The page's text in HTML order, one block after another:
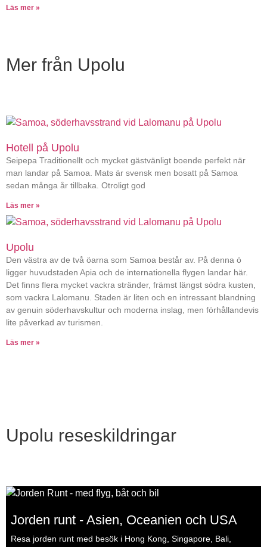
Läs mer »
Mer från Upolu
Hotell på Upolu
Seipepa Traditionellt och mycket gästvänligt boende perfekt när
man landar på Samoa. Mats är svensk men bosatt på Samoa
sedan många år tillbaka. Otroligt god
Läs mer »
Upolu
Den västra av de två öarna som Samoa består av. På denna ö
ligger huvudstaden Apia och de internationella flygen landar här.
Det finns flera mycket vackra stränder, främst längst södra kusten,
som vackra Lalomanu. Staden är liten och en intressant blandning
av genuin söderhavskultur och moderna inslag, men förhållandevis
lite påverkad av turismen.
Läs mer »
Upolu reseskildringar
Jorden runt - Asien, Oceanien och USA
Resa jorden runt med besök i Hong Kong, Singapore, Bali,